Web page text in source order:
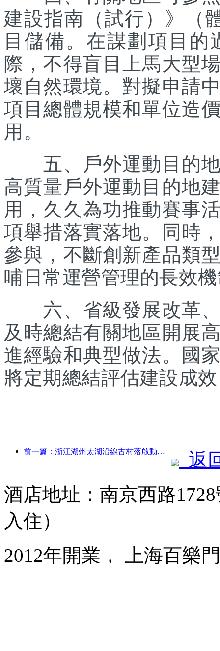
建設指南（試行）》（
目儲備。在謀劃項目
際，不得盲目上馬大型
壞自然環境。對擬申請
項目總體規模和單位造
用。
五、戶外運動目的地
高質量戶外運動目的地
用，久久為功推動賽事
項舉措落實落地。同時
參與，不斷創新產品類
哺日常運營管理的長效
六、省級發展改革、
及時總結有關地區開展
進經驗和典型做法。國
將定期總結評估建設成
前一篇：浙江湖州太湖沿線古村落啟動改造提升，投資近10億元
返
酒店地址：南京西路
入住）
2012年開業， 上海百